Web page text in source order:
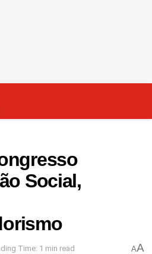
Social,
Time: 1 min read AA